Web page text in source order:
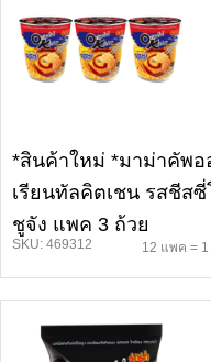
*สินค้าใหม่ *มาม่าคัพอ
เรียนทัลคิตเชน รสชีสซี่
ชูจัง แพค 3 ถ้วย
SKU: 469312 12 แพค =